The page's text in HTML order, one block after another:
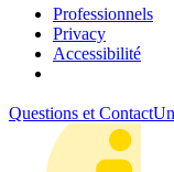
Professionnels
Privacy
Accessibilité
Questions et Contact